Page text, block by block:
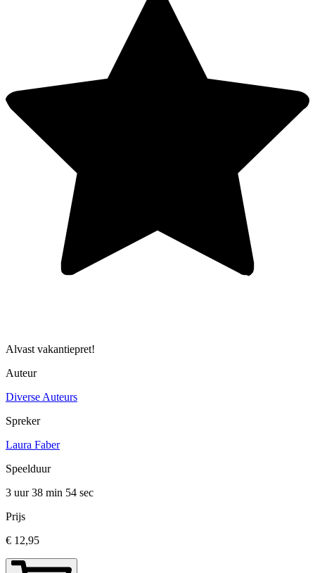
Alvast vakantiepret!
Auteur
Diverse Auteurs
Spreker
Laura Faber
Speelduur
3 uur 38 min 54 sec
Prijs
€ 12,95